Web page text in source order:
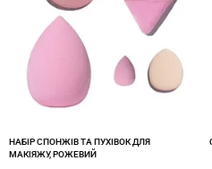
НАБІР СПОНЖІВ ТА ПУХІВОК ДЛЯ
МАКІЯЖУ, РОЖЕВИЙ